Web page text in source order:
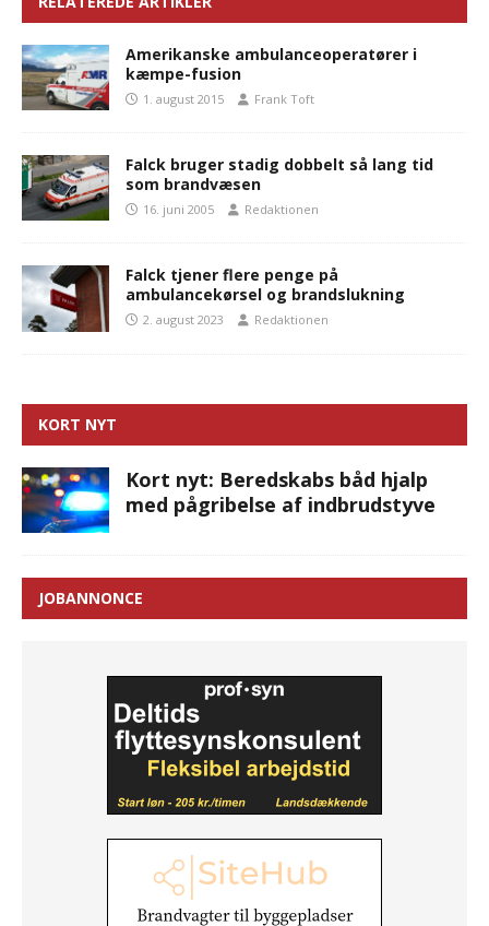
Amerikanske ambulanceoperatører i
kæmpe-fusion
1. august 2015 Frank Toft
Falck bruger stadig dobbelt så lang tid
som brandvæsen
16. juni 2005 Redaktionen
Falck tjener flere penge på
ambulancekørsel og brandslukning
2. august 2023 Redaktionen
KORT NYT
Kort nyt: Beredskabs båd hjalp
med pågribelse af indbrudstyve
JOBANNONCE